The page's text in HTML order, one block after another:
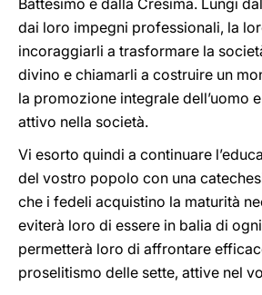
Battesimo e dalla Cresima. Lungi
dai loro impegni professionali, la
incoraggiarli a trasformare la
divino e chiamarli a costruire un
la promozione integrale dell’uomo
attivo nella società.
Vi esorto quindi a continuare
del vostro popolo con una
che i fedeli acquistino la maturità
eviterà loro di essere in balia di
permetterà loro di affrontare
proselitismo delle sette, attive nel